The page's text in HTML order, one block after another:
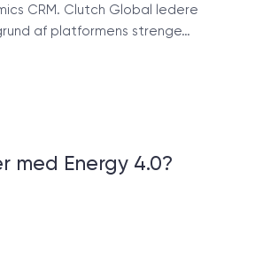
CRM. Clutch Global ledere
af platformens strenge…
med Energy 4.0?